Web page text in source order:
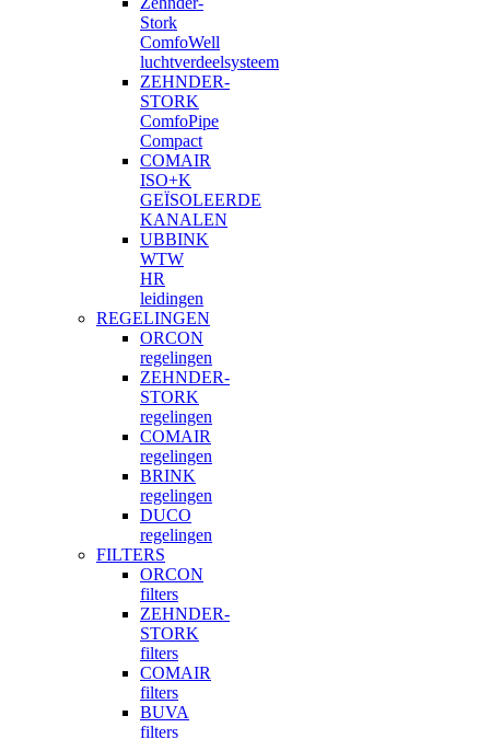
Stork
ComfoWell
luchtverdeelsysteem
ZEHNDER-
STORK
ComfoPipe
Compact
COMAIR
ISO+K
GEÏSOLEERDE
KANALEN
UBBINK
WTW
HR
leidingen
REGELINGEN
ORCON
regelingen
ZEHNDER-
STORK
regelingen
COMAIR
regelingen
BRINK
regelingen
DUCO
regelingen
FILTERS
ORCON
filters
ZEHNDER-
STORK
filters
COMAIR
filters
BUVA
filters